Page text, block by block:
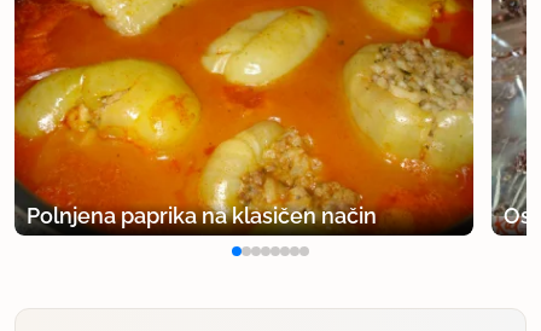
Polnjena paprika na klasičen način